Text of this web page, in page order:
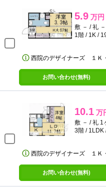
5.9 万円
敷 － / 礼 －
1階 / 1K /
西院のデザイナーズ １Ｋ
お問い合わせ(無料)
10.1 万
敷 － / 礼 1
3階 / 1LDK
西院のデザイナーズ １Ｋ
お問い合わせ(無料)